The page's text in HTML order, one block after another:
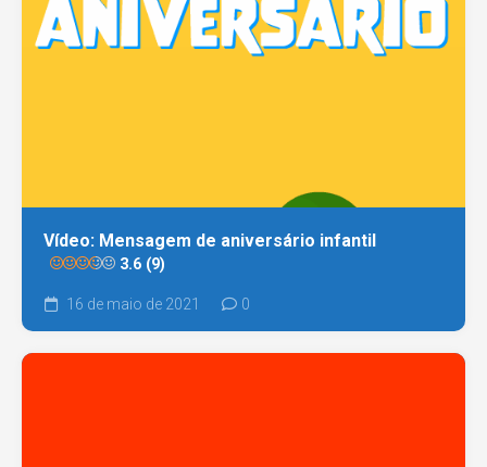
Vídeo: Mensagem de aniversário infantil
3.6 (9)
16 de maio de 2021 0